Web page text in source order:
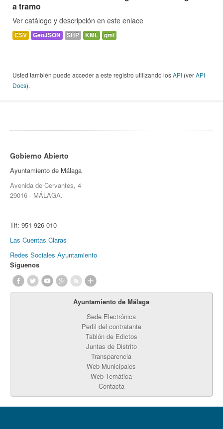
a tramo
Ver catálogo y descripción en este enlace
CSV GeoJSON SHP KML gml
Usted también puede acceder a este registro utilizando losAPI (verAPI
Docs).
Gobierno Abierto
Ayuntamiento de Málaga
Avenida de Cervantes, 4
29016 - MÁLAGA.
Tlf: 951 926 010
Las Cuentas Claras
Redes Sociales Ayuntamiento
Síguenos
Ayuntamiento de Málaga
Sede Electrónica
Perfil del contratante
Tablón de Edictos
Juntas de Distrito
Transparencia
Web Municipales
Web Temática
Contacta